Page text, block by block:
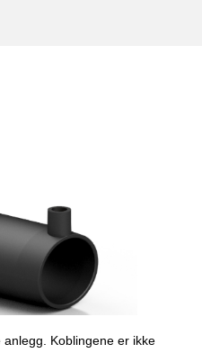
Koblingene er ikke